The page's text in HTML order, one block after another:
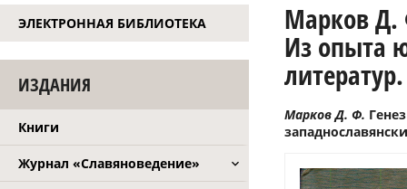
ЭЛЕКТРОННАЯ БИБЛИОТЕКА
ИЗДАНИЯ
Книги
Журнал «Славяноведение»
Марков Д.
Из опыта
Марков Д. Ф.